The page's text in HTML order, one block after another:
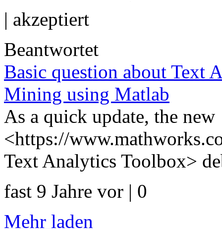
| akzeptiert
Beantwortet
Basic question about Text
Mining using Matlab
As a quick update, the new
<https://
Text Analytics Toolbox>
fast 9 Jahre vor | 0
Mehr laden